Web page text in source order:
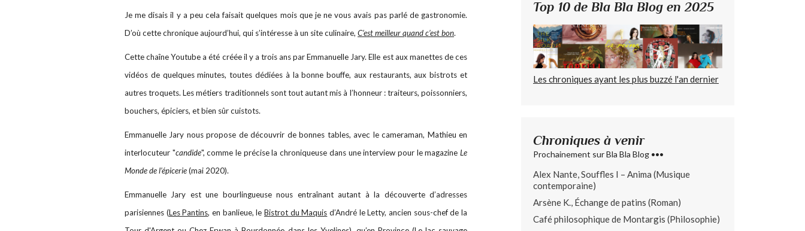
Je me disais il y a peu cela faisait quelques mois que je ne vous avais pas parlé de gastronomie.
D’où cette chronique aujourd’hui, qui s’intéresse à un site culinaire, C’est meilleur quand c’est bon.
Cette chaîne Youtube a été créée il y a trois ans par Emmanuelle Jary. Elle est aux manettes de ces
vidéos de quelques minutes, toutes dédiées à la bonne bouffe, aux restaurants, aux bistrots et
autres troquets. Les métiers traditionnels sont tout autant mis à l’honneur : traiteurs, poissonniers,
bouchers, épiciers, et bien sûr cuistots.
Emmanuelle Jary nous propose de découvrir de bonnes tables, avec le cameraman, Mathieu en
interlocuteur "candide", comme le précise la chroniqueuse dans une interview pour le magazineLe
Monde de l’épicerie(mai 2020).
Emmanuelle Jary est une bourlingueuse nous entraînant autant à la découverte d’adresses
parisiennes (Les Pantins, en banlieue, leBistrot du Maquis d’André le Letty, ancien sous-chef de la
Top 10 de Bla Bla Blog en 2025
Les chroniques ayant les plus buzzé l'an dernier
Chroniques à venir
Prochainement sur Bla Bla Blog •••
Alex Nante, Souffles I – Anima (Musique
contemporaine)
Arsène K., Échange de patins (Roman)
Café philosophique de Montargis (Philosophie)